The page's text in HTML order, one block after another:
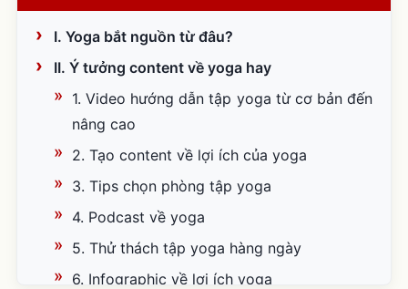
I. Yoga bắt nguồn từ đâu?
II. Ý tưởng content về yoga hay
1. Video hướng dẫn tập yoga từ cơ bản đến
nâng cao
2. Tạo content về lợi ích của yoga
3. Tips chọn phòng tập yoga
4. Podcast về yoga
5. Thử thách tập yoga hàng ngày
6. Infographic về lợi ích yoga